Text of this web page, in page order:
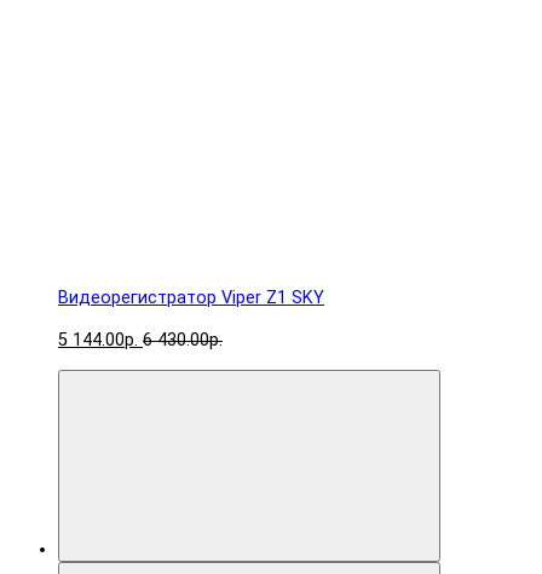
Видеорегистратор Viper Z1 SKY
5 144.00р. 6 430.00р.